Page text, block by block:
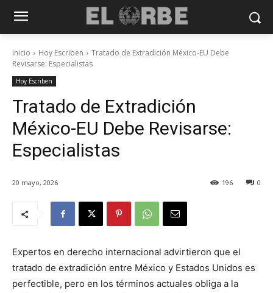
Inicio Hoy Escriben
Tratado de Extradición México-EU Debe
Revisarse: Especialistas
Hoy Escriben
Tratado de Extradición
México-EU Debe Revisarse:
Especialistas
20 mayo, 2026 0
196
Expertos en derecho internacional advirtieron que el
tratado de extradición entre México y Estados Unidos es
perfectible, pero en los términos actuales obliga a la